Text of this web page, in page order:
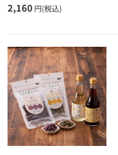
2,160 円(税込)